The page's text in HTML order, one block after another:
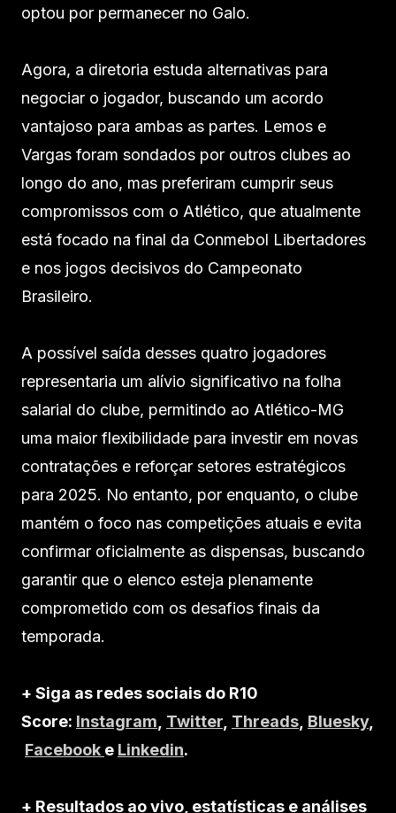
optou por permanecer no Galo.
Agora, a diretoria estuda alternativas para
negociar o jogador, buscando um acordo
vantajoso para ambas as partes. Lemos e
Vargas foram sondados por outros clubes ao
longo do ano, mas preferiram cumprir seus
compromissos com o Atlético, que atualmente
está focado na final da Conmebol Libertadores
e nos jogos decisivos do Campeonato
Brasileiro.
A possível saída desses quatro jogadores
representaria um alívio significativo na folha
salarial do clube, permitindo ao Atlético-MG
uma maior flexibilidade para investir em novas
contratações e reforçar setores estratégicos
para 2025. No entanto, por enquanto, o clube
mantém o foco nas competições atuais e evita
confirmar oficialmente as dispensas, buscando
garantir que o elenco esteja plenamente
comprometido com os desafios finais da
temporada.
+ Siga as redes sociais do R10
Score: Instagram Twitter Threads Bluesky,
Facebook e Linkedin.
+ Resultados ao vivo, estatísticas e análises